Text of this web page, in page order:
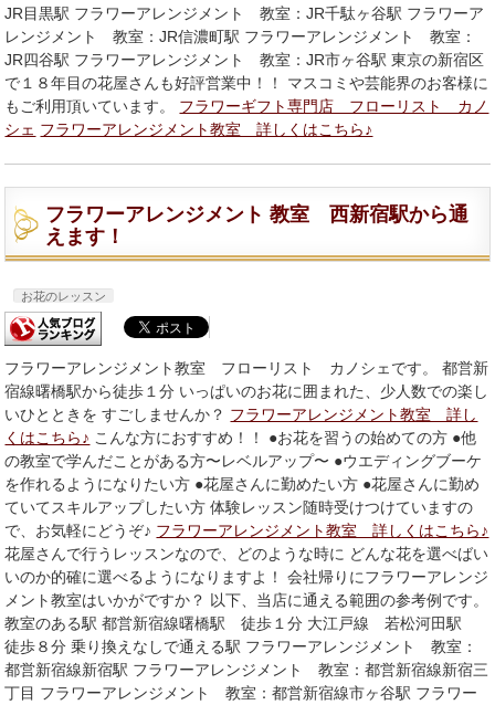
JR目黒駅 フラワーアレンジメント 教室：JR千駄ヶ谷駅 フラワーア
レンジメント 教室：JR信濃町駅 フラワーアレンジメント 教室：
JR四谷駅 フラワーアレンジメント 教室：JR市ヶ谷駅 東京の新宿区
で１８年目の花屋さんも好評営業中！！ マスコミや芸能界のお客様に
もご利用頂いています。 フラワーギフト専門店 フローリスト カノ
シェ フラワーアレンジメント教室 詳しくはこちら♪
フラワーアレンジメント 教室 西新宿駅から通
えます！
お花のレッスン
フラワーアレンジメント教室 フローリスト カノシェです。 都営新
宿線曙橋駅から徒歩１分 いっぱいのお花に囲まれた、少人数での楽し
いひとときを すごしませんか？ フラワーアレンジメント教室 詳し
くはこちら♪ こんな方におすすめ！！ ●お花を習うの始めての方 ●他
の教室で学んだことがある方〜レベルアップ〜 ●ウエディングブーケ
を作れるようになりたい方 ●花屋さんに勤めたい方 ●花屋さんに勤め
ていてスキルアップしたい方 体験レッスン随時受けつけていますの
で、お気軽にどうぞ♪ フラワーアレンジメント教室 詳しくはこちら♪
花屋さんで行うレッスンなので、どのような時に どんな花を選べばい
いのか的確に選べるようになりますよ！ 会社帰りにフラワーアレンジ
メント教室はいかがですか？ 以下、当店に通える範囲の参考例です。
教室のある駅 都営新宿線曙橋駅 徒歩１分 大江戸線 若松河田駅
徒歩８分 乗り換えなしで通える駅 フラワーアレンジメント 教室：
都営新宿線新宿駅 フラワーアレンジメント 教室：都営新宿線新宿三
丁目 フラワーアレンジメント 教室：都営新宿線市ヶ谷駅 フラワー